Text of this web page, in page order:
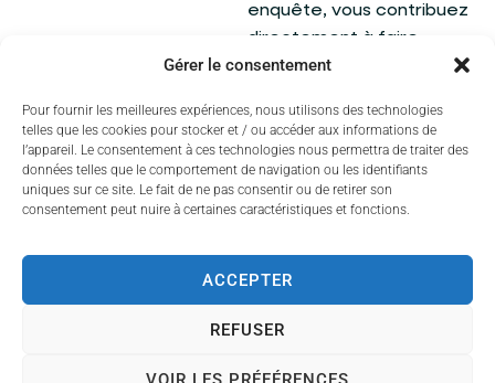
Gérer le consentement
Pour fournir les meilleures expériences, nous utilisons des technologies
telles que les cookies pour stocker et / ou accéder aux informations de
l’appareil. Le consentement à ces technologies nous permettra de traiter des
données telles que le comportement de navigation ou les identifiants
uniques sur ce site. Le fait de ne pas consentir ou de retirer son
consentement peut nuire à certaines caractéristiques et fonctions.
ACCEPTER
REFUSER
enquête, vous contribuez
directement à faire
évoluer les outils de
Communauté urbaine afin
qu'ils répondent au mieux
à vos attentes et à vos
usages.
Couzeixoises et les
Couzeixois à prendre
quelques minutes pour